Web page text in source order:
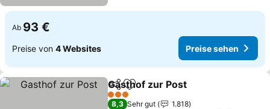
Ab 93 €
Preise von 4 Websites Preise sehen
TeilenZu Favoriten hinzufügen
Gasthof zur Post
3 Sterne
8,3 Sehr gut
1.818